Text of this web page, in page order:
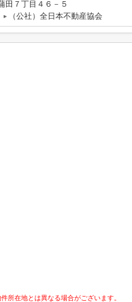
田７丁目４６－５
（公社）全日本不動産協会
所在地とは異なる場合がございます。